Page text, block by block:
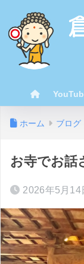
ホーム ブログ
お寺でお話
2026年5月14